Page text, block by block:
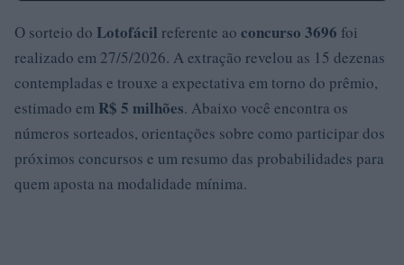
O sorteio do Lotofácil referente ao concurso 3696 foi
realizado em 27/5/2026. A extração revelou as 15 dezenas
contempladas e trouxe a expectativa em torno do prêmio,
estimado em R$ 5 milhões. Abaixo você encontra os
números sorteados, orientações sobre como participar dos
próximos concursos e um resumo das probabilidades para
quem aposta na modalidade mínima.